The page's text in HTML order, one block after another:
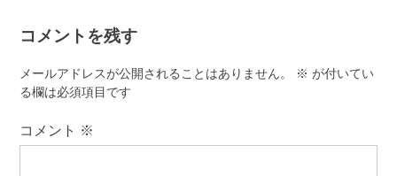
ー
シ
ョ
コメントを残す
メールアドレスが公開されることはありません。 ※ が付いてい
る欄は必須項目です
コメント ※